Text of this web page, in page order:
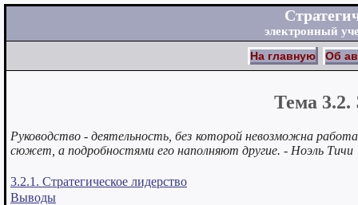
электронный
На главную
Об
Тема 3.2.
Руководство - деятельность, без которой невозможна
сюжет, а подробностями его наполняют другие. - Ноэль Тичи
3.2.1. Стратегическое лидерство
Выводы